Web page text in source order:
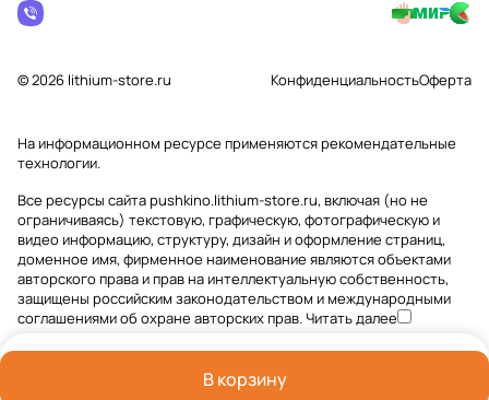
В корзину
© 2026 lithium-store.ru КонфиденциальностьОферта
На информационном ресурсе применяютсярекомендательные
технологии.
Все ресурсы сайта pushkino.lithium-store.ru, включая (но не
ограничиваясь) текстовую, графическую, фотографическую и
видео информацию, структуру, дизайн и оформление страниц,
доменное имя, фирменное наименование являются объектами
авторского права и прав на интеллектуальную собственность,
защищены российским законодательством и международными
соглашениями об охране авторских прав.Читать далее